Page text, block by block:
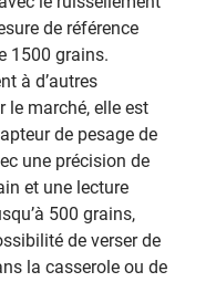
de référence
1500 grains.
à d’autres
le marché, elle est
de pesage de
une précision de
et une lecture
500 grains,
de verser de
la casserole ou de